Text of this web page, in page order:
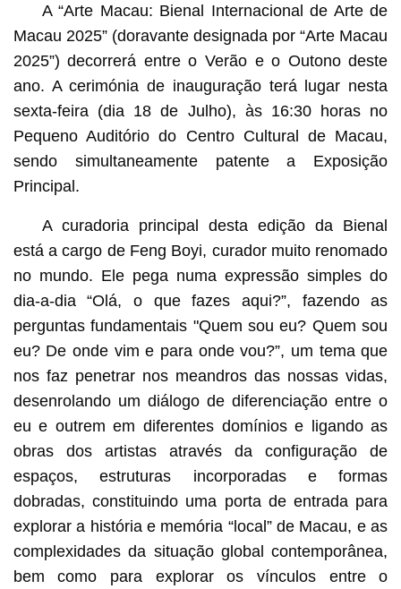
A “Arte Macau: Bienal Internacional de Arte de
Macau 2025” (doravante designada por “Arte Macau
2025”) decorrerá entre o Verão e o Outono deste
ano. A cerimónia de inauguração terá lugar nesta
sexta-feira (dia 18 de Julho), às 16:30 horas no
Pequeno Auditório do Centro Cultural de Macau,
sendo simultaneamente patente a Exposição
Principal.
A curadoria principal desta edição da Bienal
está a cargo de Feng Boyi, curador muito renomado
no mundo. Ele pega numa expressão simples do
dia-a-dia “Olá, o que fazes aqui?”, fazendo as
perguntas fundamentais "Quem sou eu? Quem sou
eu? De onde vim e para onde vou?”, um tema que
nos faz penetrar nos meandros das nossas vidas,
desenrolando um diálogo de diferenciação entre o
eu e outrem em diferentes domínios e ligando as
obras dos artistas através da configuração de
espaços, estruturas incorporadas e formas
dobradas, constituindo uma porta de entrada para
explorar a história e memória “local” de Macau, e as
complexidades da situação global contemporânea,
bem como para explorar os vínculos entre o